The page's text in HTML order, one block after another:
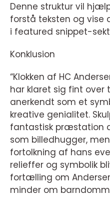
Denne struktur vil
forstå teksten og vise
i featured snippet-
Konklusion
“Klokken af HC
har klaret sig fint over
anerkendt som et
kreative genialitet.
fantastisk præstation
som billedhugger,
fortolkning af hans
relieffer og symbolik
fortælling om
minder om